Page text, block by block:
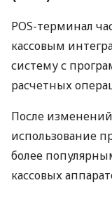
POS-терминал
кассовым
систему с
расчетных
После изменений
использование
более
кассовых